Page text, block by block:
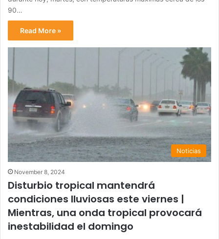
90…
Read More »
Noticias
November 8, 2024
Disturbio tropical mantendrá
condiciones lluviosas este viernes |
Mientras, una onda tropical provocará
inestabilidad el domingo